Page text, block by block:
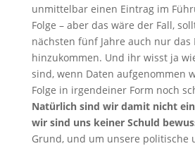
unmittelbar einen Eintrag im
Folge – aber das wäre der Fall,
nächsten fünf Jahre auch nur das
hinzukommen. Und ihr wisst ja
sind, wenn Daten aufgenommen
Folge in irgendeiner Form noch
Natürlich sind wir damit nicht
wir sind uns keiner Schuld
Grund, und um unsere politische